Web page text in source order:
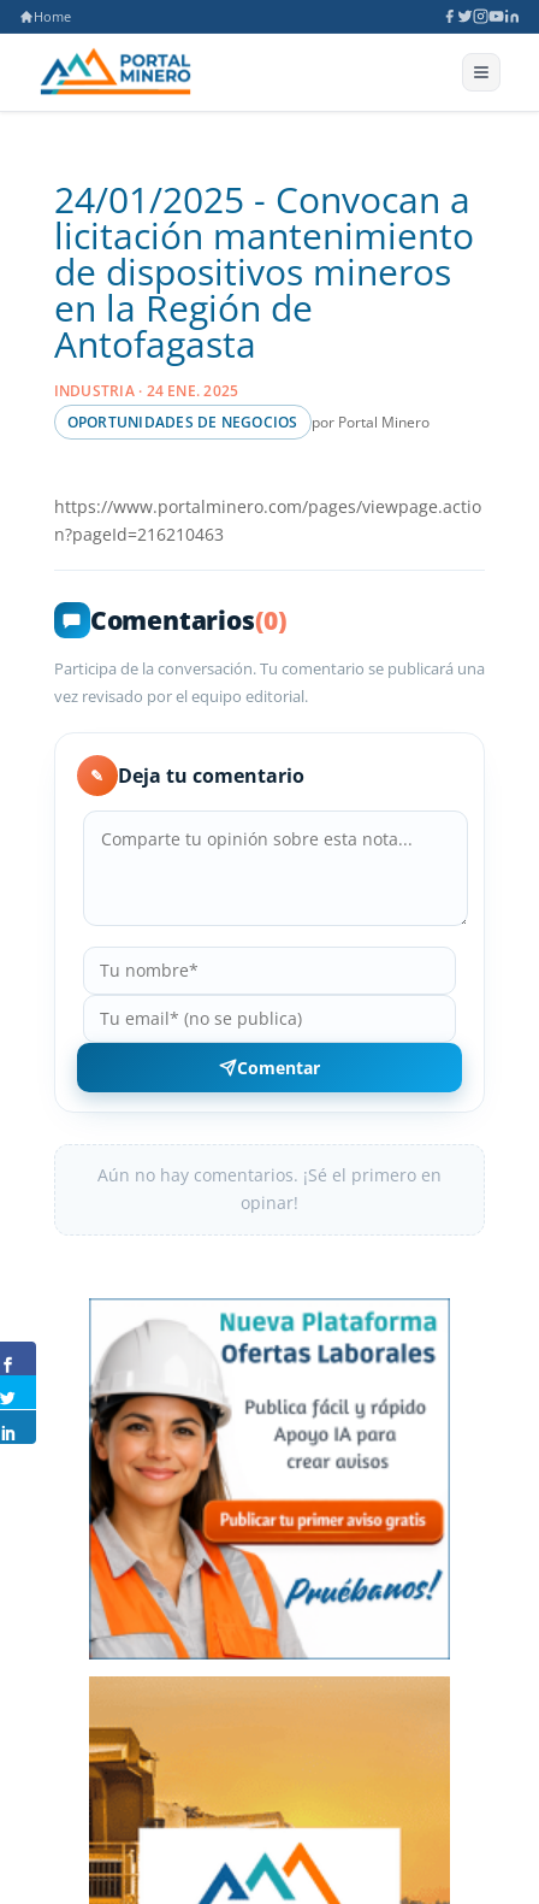
Home
24/01/2025 - Convocan a
licitación mantenimiento
de dispositivos mineros
en la Región de
Antofagasta
INDUSTRIA · 24 ENE. 2025
OPORTUNIDADES DE NEGOCIOS
por Portal Minero
https://www.portalminero.com/pages/viewpage.actio
n?pageId=216210463
Comentarios(0)
Participa de la conversación. Tu comentario se publicará una
vez revisado por el equipo editorial.
✎ Deja tu comentario
Comentar
Aún no hay comentarios. ¡Sé el primero en
opinar!